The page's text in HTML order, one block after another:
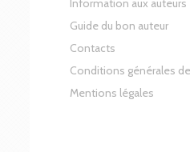
Information aux auteurs
Guide du bon auteur
Contacts
Conditions générales
Mentions légales